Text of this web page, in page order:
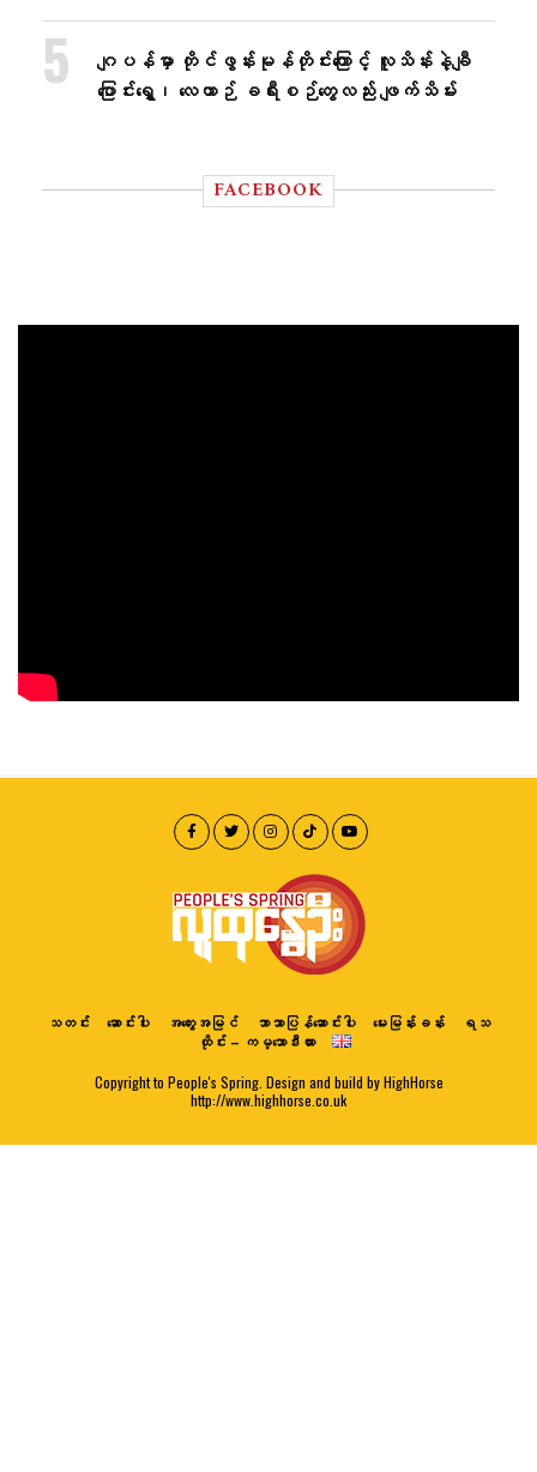
ဂျပန်မှာ တိုင်ဖွန်းမုန်တိုင်းကြောင့် လူသိန်းနဲ့ချီ
ပြောင်းရွှေ့၊ လေယာဉ် ခရီးစဉ်တွေလည်း ဖျက်သိမ်း
FACEBOOK
သတင်း ဆောင်းပါး အတွေးအမြင် ဘာသာပြန်ဆောင်းပါး မေးမြန်းခန်း
ရသ
ထိုင်း – ကမ္ဘောဒီးယား
Copyright to People's Spring. Design and build by HighHorse
http://www.highhorse.co.uk